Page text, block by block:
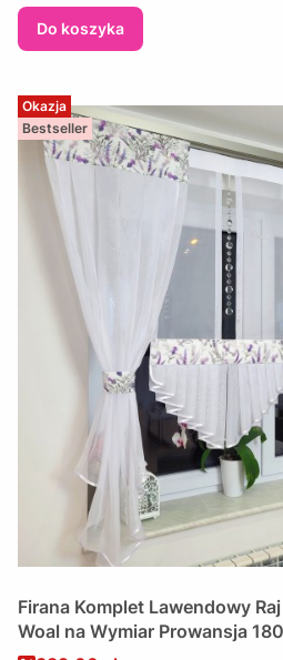
Do koszyka
Okazja
Bestseller
Firana Komplet Lawendowy
Woal na Wymiar Prowansja